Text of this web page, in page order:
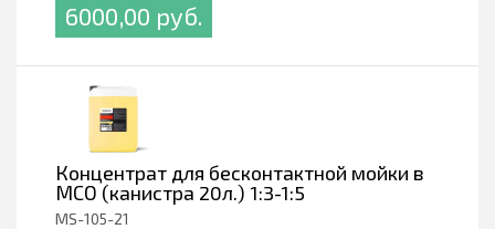
6000,00 pуб.
Концентрат для бесконтактной мойки в
МСО (канистра 20л.) 1:3-1:5
MS-105-21